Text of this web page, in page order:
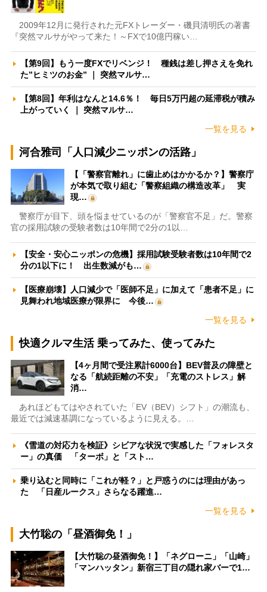
2009年12月に発行された元FXトレーダー・磯貝清明氏の著書
『突然マルサがやって来た！～FXで10億円稼い…
【第9回】もう一度FXでリベンジ！ 種銭は差し押さえを免れ
た”ヒミツのお金” ｜ 突然マルサ…
【第8回】年利はなんと14.6％！ 毎日5万円超の延滞税が積み
上がっていく ｜ 突然マルサ…
一覧を見る
河合雅司「人口減少ニッポンの活路」
【「警察官離れ」に歯止めはかかるか？】警察庁
が本気で取り組む「警察組織の構造改革」 実
現…
警察庁が目下、頭を悩ませているのが「警察官不足」だ。警察
官の採用試験の受験者数は10年間で2分の1以…
【安全・安心ニッポンの危機】採用試験受験者数は10年間で2
分の1以下に！ 出生数減がも…
【医療崩壊】人口減少で「医師不足」に加えて「患者不足」に
見舞われ地域医療が限界に 今後…
一覧を見る
快適クルマ生活 乗ってみた、使ってみた
【4ヶ月間で受注累計6000台】BEV普及の障壁と
なる「航続距離の不安」「充電のストレス」解
消…
あれほどもてはやされていた「EV（BEV）シフト」の潮流も、
最近では減速基調になっているように見える。…
《雪道の対応力を検証》シビアな状況で実感した「フォレスタ
ー」の真価 「ターボ」と「スト…
乗り込むと同時に「これが軽？」と戸惑うのには理由があっ
た 「日産ルークス」さらなる躍進…
一覧を見る
大竹聡の「昼酒御免！」
【大竹聡の昼酒御免！】「ネグローニ」「山崎」
「マンハッタン」新宿三丁目の隠れ家バーで1…